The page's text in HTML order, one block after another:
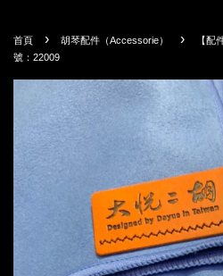
首頁 › 胡琴配件（Accessorie） ›
【配
號：22009